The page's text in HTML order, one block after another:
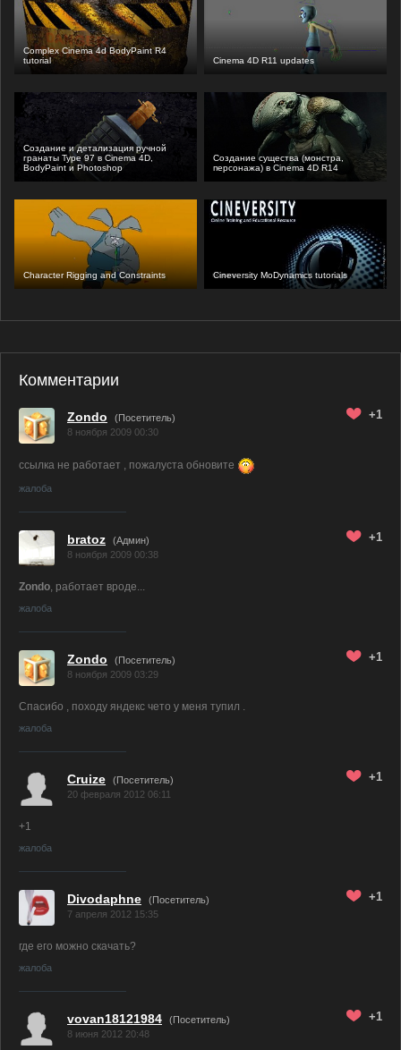
Complex Cinema 4d BodyPaint R4
tutorial
Cinema 4D R11 updates
Создание и детализация ручной
гранаты Type 97 в Cinema 4D,
BodyPaint и Photoshop
Создание существа (монстра,
персонажа) в Cinema 4D R14
Character Rigging and Constraints Cineversity MoDynamics tutorials
Комментарии
Zondo
(Посетитель)
8 ноября 2009 00:30
+1
ссылка не работает , пожалуста обновите
жалоба
bratoz (Админ)
8 ноября 2009 00:38
+1
Zondo, работает вроде...
жалоба
Zondo
(Посетитель)
8 ноября 2009 03:29
+1
Спасибо , походу яндекс чето у меня тупил .
жалоба
Cruize
(Посетитель)
20 февраля 2012 06:11
+1
+1
жалоба
Divodaphne
(Посетитель)
7 апреля 2012 15:35
+1
где его можно скачать?
жалоба
vovan18121984
(Посетитель)
8 июня 2012 20:48
+1